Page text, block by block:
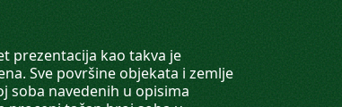
prezentacija kao takva je
Sve površine objekata i zemlje
soba navedenih u opisima